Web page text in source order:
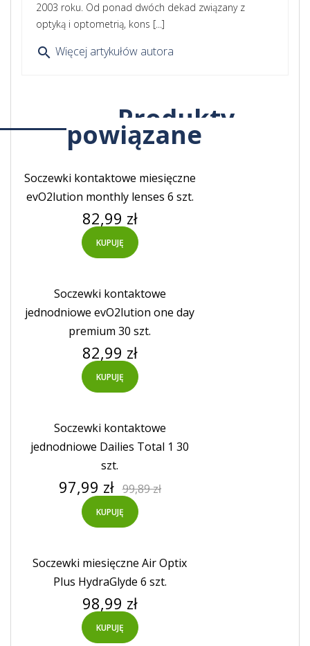
2003 roku. Od ponad dwóch dekad związany z
optyką i optometrią, kons [...]
search Więcej artykułów autora
Produkty
powiązane
Soczewki kontaktowe miesięczne
evO2lution monthly lenses 6 szt.
Cena
82,99 zł
KUPUJĘ
Soczewki kontaktowe
jednodniowe evO2lution one day
premium 30 szt.
Cena
82,99 zł
KUPUJĘ
Soczewki kontaktowe
jednodniowe Dailies Total 1 30
szt.
Cena
97,99 zł Cena
podstawowa
99,89 zł
KUPUJĘ
Soczewki miesięczne Air Optix
Plus HydraGlyde 6 szt.
Cena
98,99 zł
KUPUJĘ